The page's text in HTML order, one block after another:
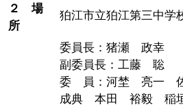
２ 場
所
狛江市立狛江第三中学
委員長：猪瀬 政幸
副委員長：工藤 聡
委 員：河埜 亮一
成典 本田 裕毅 稲